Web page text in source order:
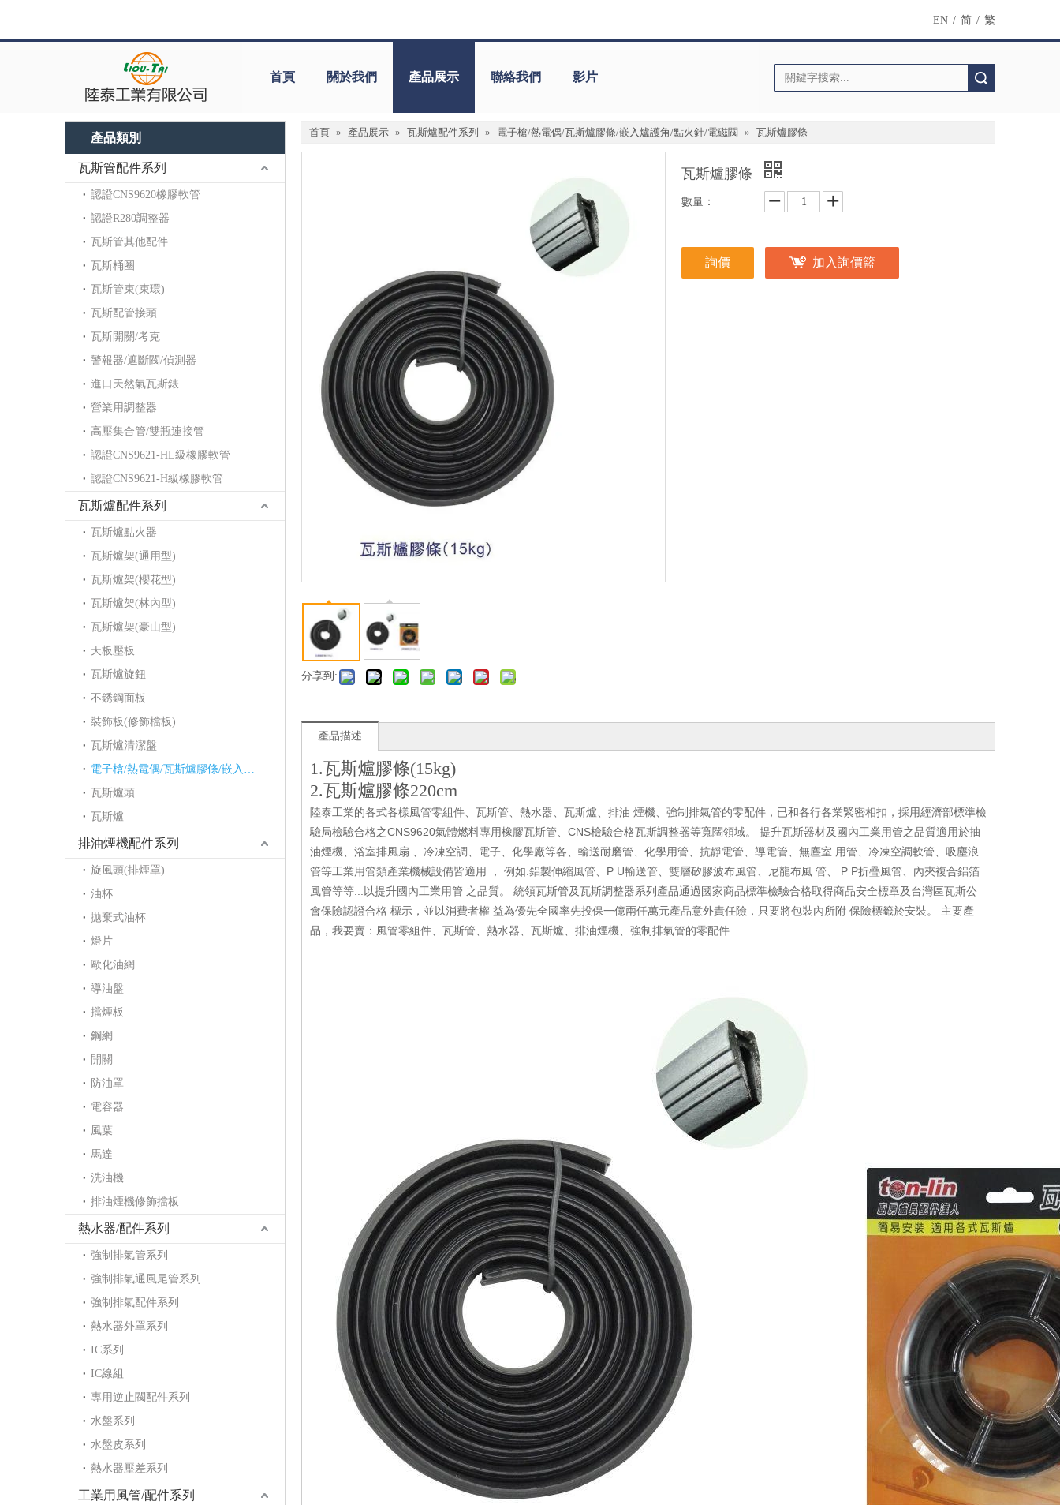
EN / 简 / 繁
首頁 關於我們 產品展示 聯絡我們 影片
產品類別
瓦斯管配件系列
認證CNS9620橡膠軟管
認證R280調整器
瓦斯管其他配件
瓦斯桶圈
瓦斯管束(束環)
瓦斯配管接頭
瓦斯開關/考克
警報器/遮斷閥/偵測器
進口天然氣瓦斯錶
營業用調整器
高壓集合管/雙瓶連接管
認證CNS9621-HL級橡膠軟管
認證CNS9621-H級橡膠軟管
瓦斯爐配件系列
瓦斯爐點火器
瓦斯爐架(通用型)
瓦斯爐架(櫻花型)
瓦斯爐架(林內型)
瓦斯爐架(豪山型)
天板壓板
瓦斯爐旋鈕
不銹鋼面板
裝飾板(修飾檔板)
瓦斯爐清潔盤
電子槍/熱電偶/瓦斯爐膠條/嵌入爐護角/點火針/電磁閥
瓦斯爐頭
瓦斯爐
排油煙機配件系列
旋風頭(排煙罩)
油杯
拋棄式油杯
燈片
歐化油網
導油盤
擋煙板
鋼網
開關
防油罩
電容器
風葉
馬達
洗油機
排油煙機修飾擋板
熱水器/配件系列
強制排氣管系列
強制排氣通風尾管系列
強制排氣配件系列
熱水器外罩系列
IC系列
IC線組
專用逆止閥配件系列
水盤系列
水盤皮系列
熱水器壓差系列
工業用風管/配件系列
首頁 » 產品展示 » 瓦斯爐配件系列 » 電子槍/熱電偶/瓦斯爐膠條/嵌入爐護角/點火針/電磁閥 » 瓦斯爐膠條
分享到:
瓦斯爐膠條
數量：
詢價 加入詢價籃
產品描述
1.瓦斯爐膠條(15kg)
2.瓦斯爐膠條220cm
陸泰工業的各式各樣風管零組件、瓦斯管、熱水器、瓦斯爐、排油 煙機、強制排氣管的零配件，已和各行各業緊密相扣，採用經濟部標準檢
驗局檢驗合格之CNS9620氣體燃料專用橡膠瓦斯管、CNS檢驗合格瓦斯調整器等寬闊領域。 提升瓦斯器材及國內工業用管之品質適用於抽
油煙機、浴室排風扇 、冷凍空調、電子、化學廠等各、輸送耐磨管、化學用管、抗靜電管、導電管、無塵室 用管、冷凍空調軟管、吸塵浪
管等工業用管類產業機械設備皆適用 ， 例如:鋁製伸縮風管、P U輸送管、雙層矽膠波布風管、尼龍布風 管、 P P折疊風管、內夾複合鋁箔
風管等等...以提升國內工業用管 之品質。 統領瓦斯管及瓦斯調整器系列產品通過國家商品標準檢驗合格取得商品安全標章及台灣區瓦斯公
會保險認證合格 標示，並以消費者權 益為優先全國率先投保一億兩仟萬元產品意外責任險，只要將包裝內所附 保險標籤於安裝。 主要產
品，我要賣：風管零組件、瓦斯管、熱水器、瓦斯爐、排油煙機、強制排氣管的零配件